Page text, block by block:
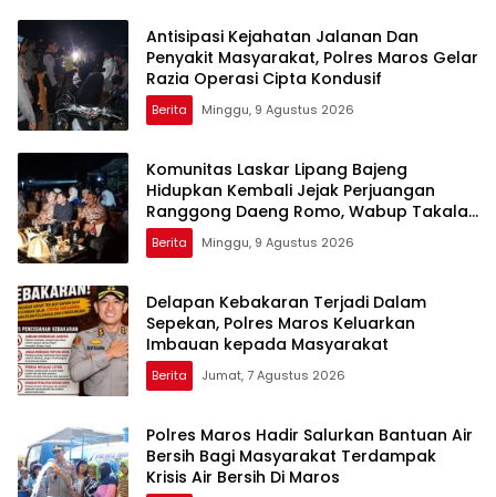
Antisipasi Kejahatan Jalanan Dan
Penyakit Masyarakat, Polres Maros Gelar
Razia Operasi Cipta Kondusif
Berita Minggu, 9 Agustus 2026
Komunitas Laskar Lipang Bajeng
Hidupkan Kembali Jejak Perjuangan
Ranggong Daeng Romo, Wabup Takalar:
Apresiasi Bahwa Sejarah Adalah
Warisan yang Tak Ternilai”.
Berita Minggu, 9 Agustus 2026
Delapan Kebakaran Terjadi Dalam
Sepekan, Polres Maros Keluarkan
Imbauan kepada Masyarakat
Berita Jumat, 7 Agustus 2026
Polres Maros Hadir Salurkan Bantuan Air
Bersih Bagi Masyarakat Terdampak
Krisis Air Bersih Di Maros